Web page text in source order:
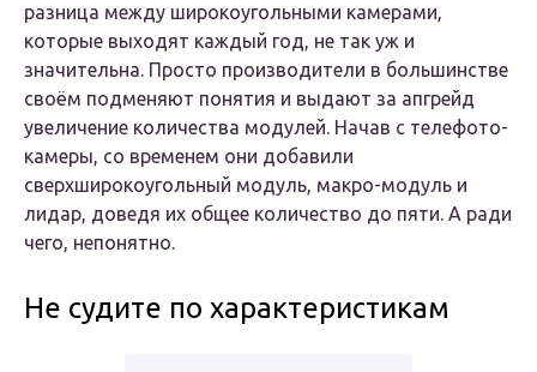
разница между широкоугольными камерами,
которые выходят каждый год, не так уж и
значительна. Просто производители в большинстве
своём подменяют понятия и выдают за апгрейд
увеличение количества модулей. Начав с телефото-
камеры, со временем они добавили
сверхширокоугольный модуль, макро-модуль и
лидар, доведя их общее количество до пяти. А ради
чего, непонятно.
Не судите по характеристикам